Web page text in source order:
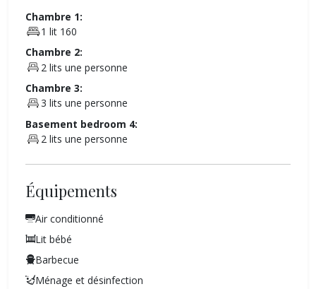
Chambre 1:
1 lit 160
Chambre 2:
2 lits une personne
Chambre 3:
3 lits une personne
Basement bedroom 4:
2 lits une personne
Équipements
Air conditionné
Lit bébé
Barbecue
Ménage et désinfection